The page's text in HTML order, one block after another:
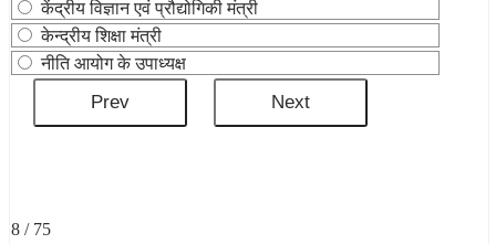
केंद्रीय विज्ञान एवं प्रौद्योगिकी मंत्री
केन्द्रीय शिक्षा मंत्री
नीति आयोग के उपाध्यक्ष
8 / 75